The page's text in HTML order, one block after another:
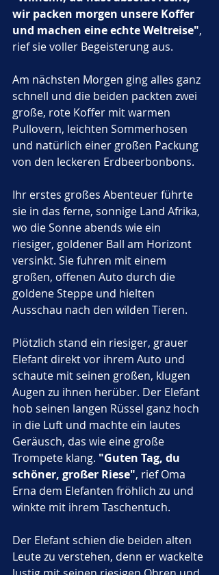
wir packen morgen unsere Koffer
und machen eine echte Weltreise",
rief sie voller Begeisterung aus.
Am nächsten Morgen ging alles ganz
schnell und die beiden packten zwei
große, rote Koffer mit warmen
Pullovern, leichten Sommerhosen
und natürlich einer großen Packung
von den leckeren Erdbeerbonbons.
Ihr erstes großes Abenteuer führte
sie in das ferne, sonnige Land Afrika,
wo die Sonne abends wie ein
riesiger, goldener Ball am Horizont
versinkt. Sie fuhren mit einem
großen, offenen Auto durch die
goldene Steppe und hielten
Ausschau nach den wilden Tieren.
Plötzlich stand ein riesiger, grauer
Elefant direkt vor ihrem Auto und
schaute mit seinen großen, klugen
Augen zu ihnen herüber. Der Elefant
hob seinen langen Rüssel ganz hoch
in die Luft und machte ein lautes
Geräusch, das wie eine große
Trompete klang. "Guten Tag, du
schöner, großer Riese", rief Oma
Erna dem Elefanten fröhlich zu und
winkte mit ihrem Taschentuch.
Der Elefant schien die beiden alten
Leute zu verstehen, denn er wackelte